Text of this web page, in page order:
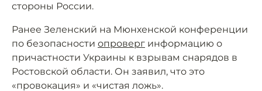
стороны России.
Ранее Зеленский на Мюнхенской конференции
по безопасности опроверг информацию о
причастности Украины к взрывам снарядов в
Ростовской области. Он заявил, что это
«провокация» и «чистая ложь».